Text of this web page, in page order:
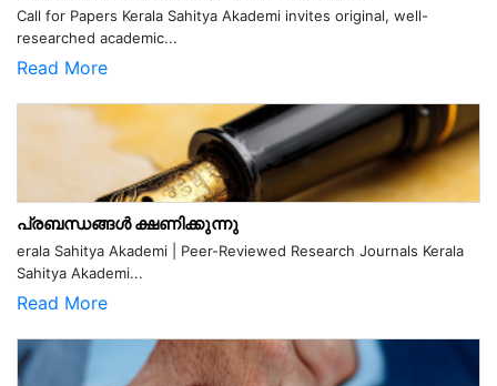
Call for Papers Kerala Sahitya Akademi invites original, well-
researched academic...
Read More
പ്രബന്ധങ്ങൾ ക്ഷണിക്കുന്നു
erala Sahitya Akademi | Peer-Reviewed Research Journals Kerala
Sahitya Akademi...
Read More